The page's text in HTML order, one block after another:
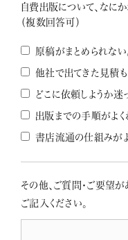
自費出版について、なに
（複数回答可）
原稿がまとめられない
他社で出てきた見積も
どこに依頼しようか迷
出版までの手順がよく
書店流通の仕組みがよ
その他、ご質問・ご要望
ご記入ください。